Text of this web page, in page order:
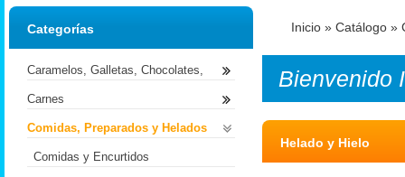
Inicio » Catálogo »
Bienvenido
Helado y Hielo
Categorías
Caramelos, Galletas, Chocolates,
Carnes
Comidas, Preparados y Helados
Comidas y Encurtidos